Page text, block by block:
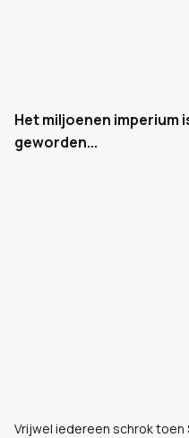
Het miljoenen
geworden...
Vrijwel iedereen schrok toen